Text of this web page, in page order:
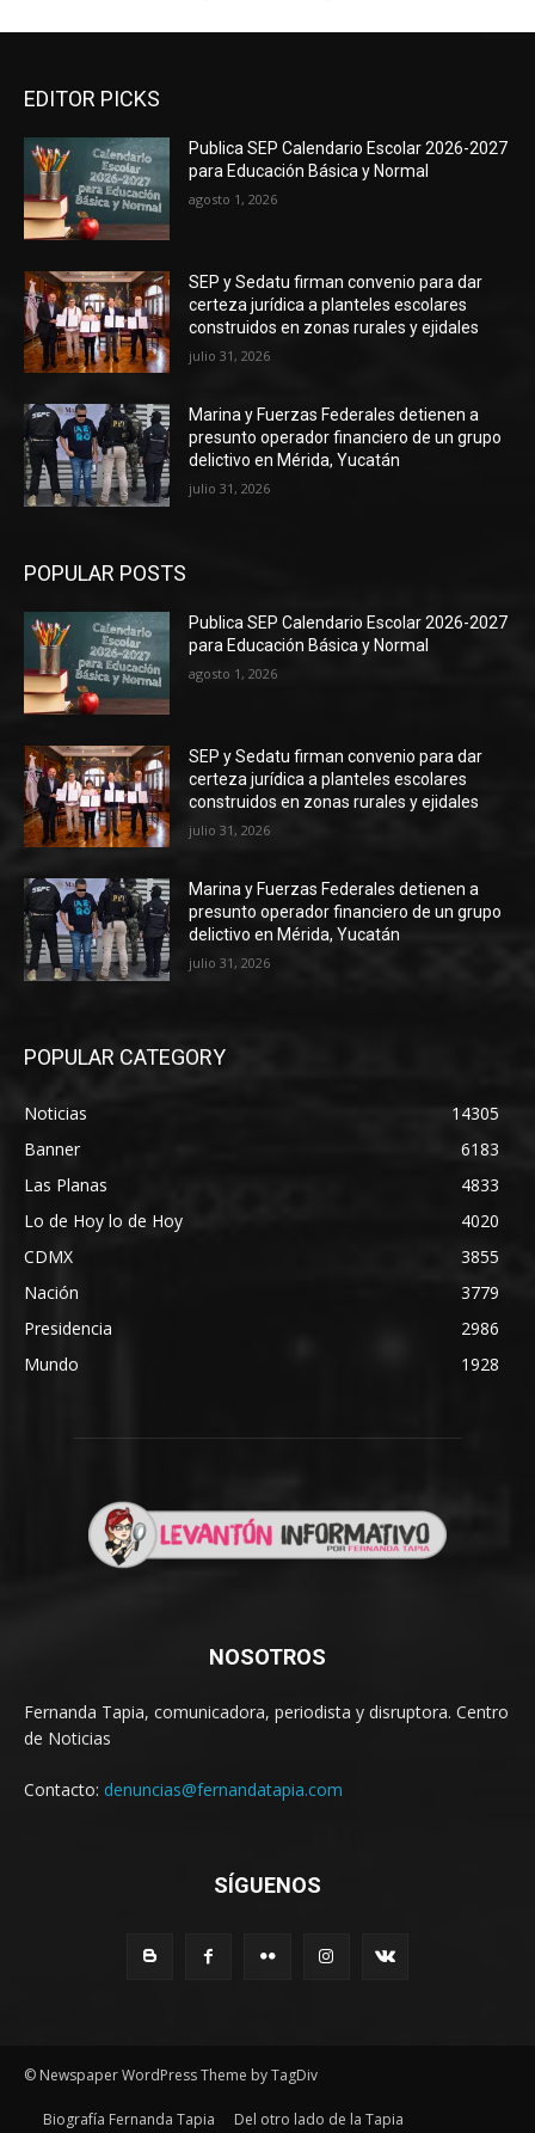
EDITOR PICKS
Publica SEP Calendario Escolar 2026-2027
para Educación Básica y Normal
agosto 1, 2026
SEP y Sedatu firman convenio para dar
certeza jurídica a planteles escolares
construidos en zonas rurales y ejidales
julio 31, 2026
Marina y Fuerzas Federales detienen a
presunto operador financiero de un grupo
delictivo en Mérida, Yucatán
julio 31, 2026
POPULAR POSTS
Publica SEP Calendario Escolar 2026-2027
para Educación Básica y Normal
agosto 1, 2026
SEP y Sedatu firman convenio para dar
certeza jurídica a planteles escolares
construidos en zonas rurales y ejidales
julio 31, 2026
Marina y Fuerzas Federales detienen a
presunto operador financiero de un grupo
delictivo en Mérida, Yucatán
julio 31, 2026
POPULAR CATEGORY
Noticias
14305
Banner
6183
Las Planas
4833
Lo de Hoy lo de Hoy
4020
CDMX
3855
Nación
3779
Presidencia
2986
Mundo
1928
NOSOTROS
Fernanda Tapia, comunicadora, periodista y disruptora. Centro
de Noticias
Contacto: denuncias@fernandatapia.com
SÍGUENOS
© Newspaper WordPress Theme by TagDiv
Biografía Fernanda Tapia Del otro lado de la Tapia